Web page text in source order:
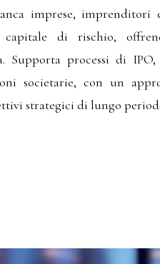
imprese,
capitale di rischio,
Supporta processi di
societarie, con un
strategici di lungo